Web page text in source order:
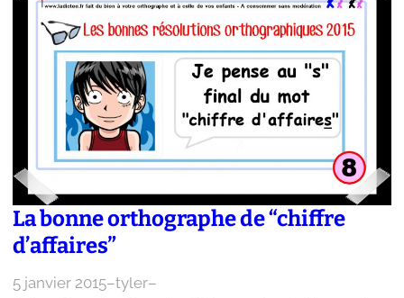
La bonne orthographe de “chiffre
d’affaires”
5 janvier 2015–tyler–